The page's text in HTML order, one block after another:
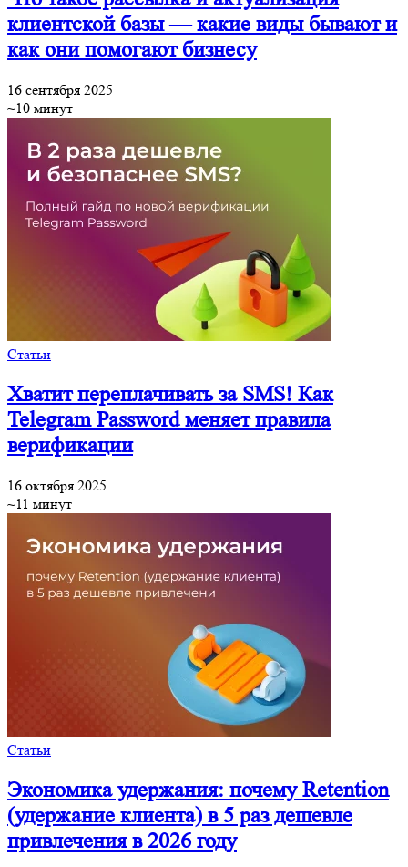
клиентской базы — какие виды бывают и
как они помогают бизнесу
16 сентября 2025
~10 минут
Статьи
Хватит переплачивать за SMS! Как
Telegram Password меняет правила
верификации
16 октября 2025
~11 минут
Статьи
Экономика удержания: почему Retention
(удержание клиента) в 5 раз дешевле
привлечения в 2026 году